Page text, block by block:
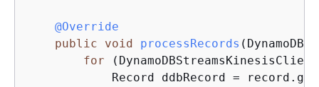
@Override
public
void processRecords
for
Record ddbRecord =